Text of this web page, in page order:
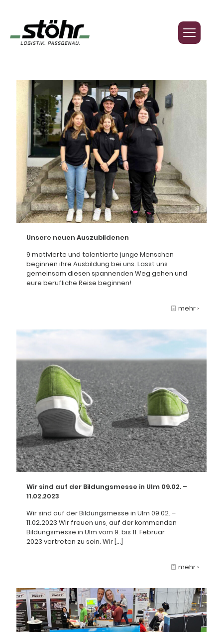
Unsere neuen Auszubildenen
9 motivierte und talentierte junge Menschen
beginnen ihre Ausbildung bei uns. Lasst uns
gemeinsam diesen spannenden Weg gehen und
eure berufliche Reise beginnen!
mehr ›
Wir sind auf der Bildungsmesse in Ulm 09.02. –
11.02.2023
Wir sind auf der Bildungsmesse in Ulm 09.02. –
11.02.2023 Wir freuen uns, auf der kommenden
Bildungsmesse in Ulm vom 9. bis 11. Februar
2023 vertreten zu sein. Wir […]
mehr ›